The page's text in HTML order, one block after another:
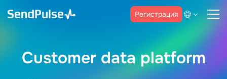
Регистрация
Customer data platform